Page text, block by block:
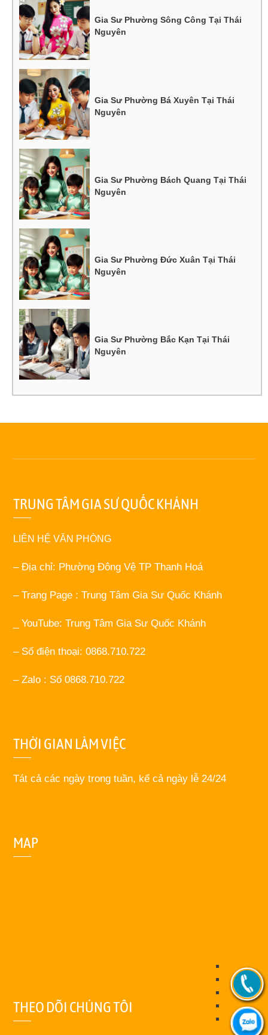
Gia Sư Phường Sông Công Tại Thái
Nguyên
Gia Sư Phường Bá Xuyên Tại Thái
Nguyên
Gia Sư Phường Bách Quang Tại Thái
Nguyên
Gia Sư Phường Đức Xuân Tại Thái
Nguyên
Gia Sư Phường Bắc Kạn Tại Thái
Nguyên
TRUNG TÂM GIA SƯ QUỐC KHÁNH
LIÊN HỆ VĂN PHÒNG
– Địa chỉ: Phường Đông Vệ TP Thanh Hoá
– Trang Page : Trung Tâm Gia Sư Quốc Khánh
_ YouTube: Trung Tâm Gia Sư Quốc Khánh
– Số điện thoại: 0868.710.722
– Zalo : Số 0868.710.722
THỜI GIAN LÀM VIỆC
Tát cả các ngày trong tuần, kể cả ngày lễ 24/24
MAP
THEO DÕI CHÚNG TÔI